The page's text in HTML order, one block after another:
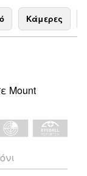
Κάμερες
Mount